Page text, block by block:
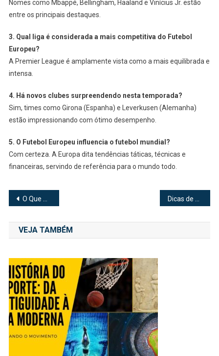
Nomes como Mbappé, Bellingham, Haaland e Vinícius Jr. estão
entre os principais destaques.
3. Qual liga é considerada a mais competitiva do Futebol
Europeu?
A Premier League é amplamente vista como a mais equilibrada e
intensa.
4. Há novos clubes surpreendendo nesta temporada?
Sim, times como Girona (Espanha) e Leverkusen (Alemanha)
estão impressionando com ótimo desempenho.
5. O Futebol Europeu influencia o futebol mundial?
Com certeza. A Europa dita tendências táticas, técnicas e
financeiras, servindo de referência para o mundo todo.
Navegação
de
Post
O Que Dar de Presente em uma Primeira Comunhão Dicas de Presentes LGBT para Cada Tipo de Personalidade
VEJA TAMBÉM